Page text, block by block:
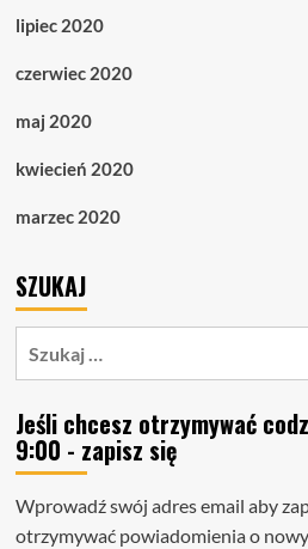
lipiec 2020
czerwiec 2020
maj 2020
kwiecień 2020
marzec 2020
SZUKAJ
Jeśli chcesz otrzymywać
9:00 - zapisz się
Wprowadź swój adres email aby
otrzymywać powiadomienia o